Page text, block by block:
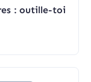
: outille-toi